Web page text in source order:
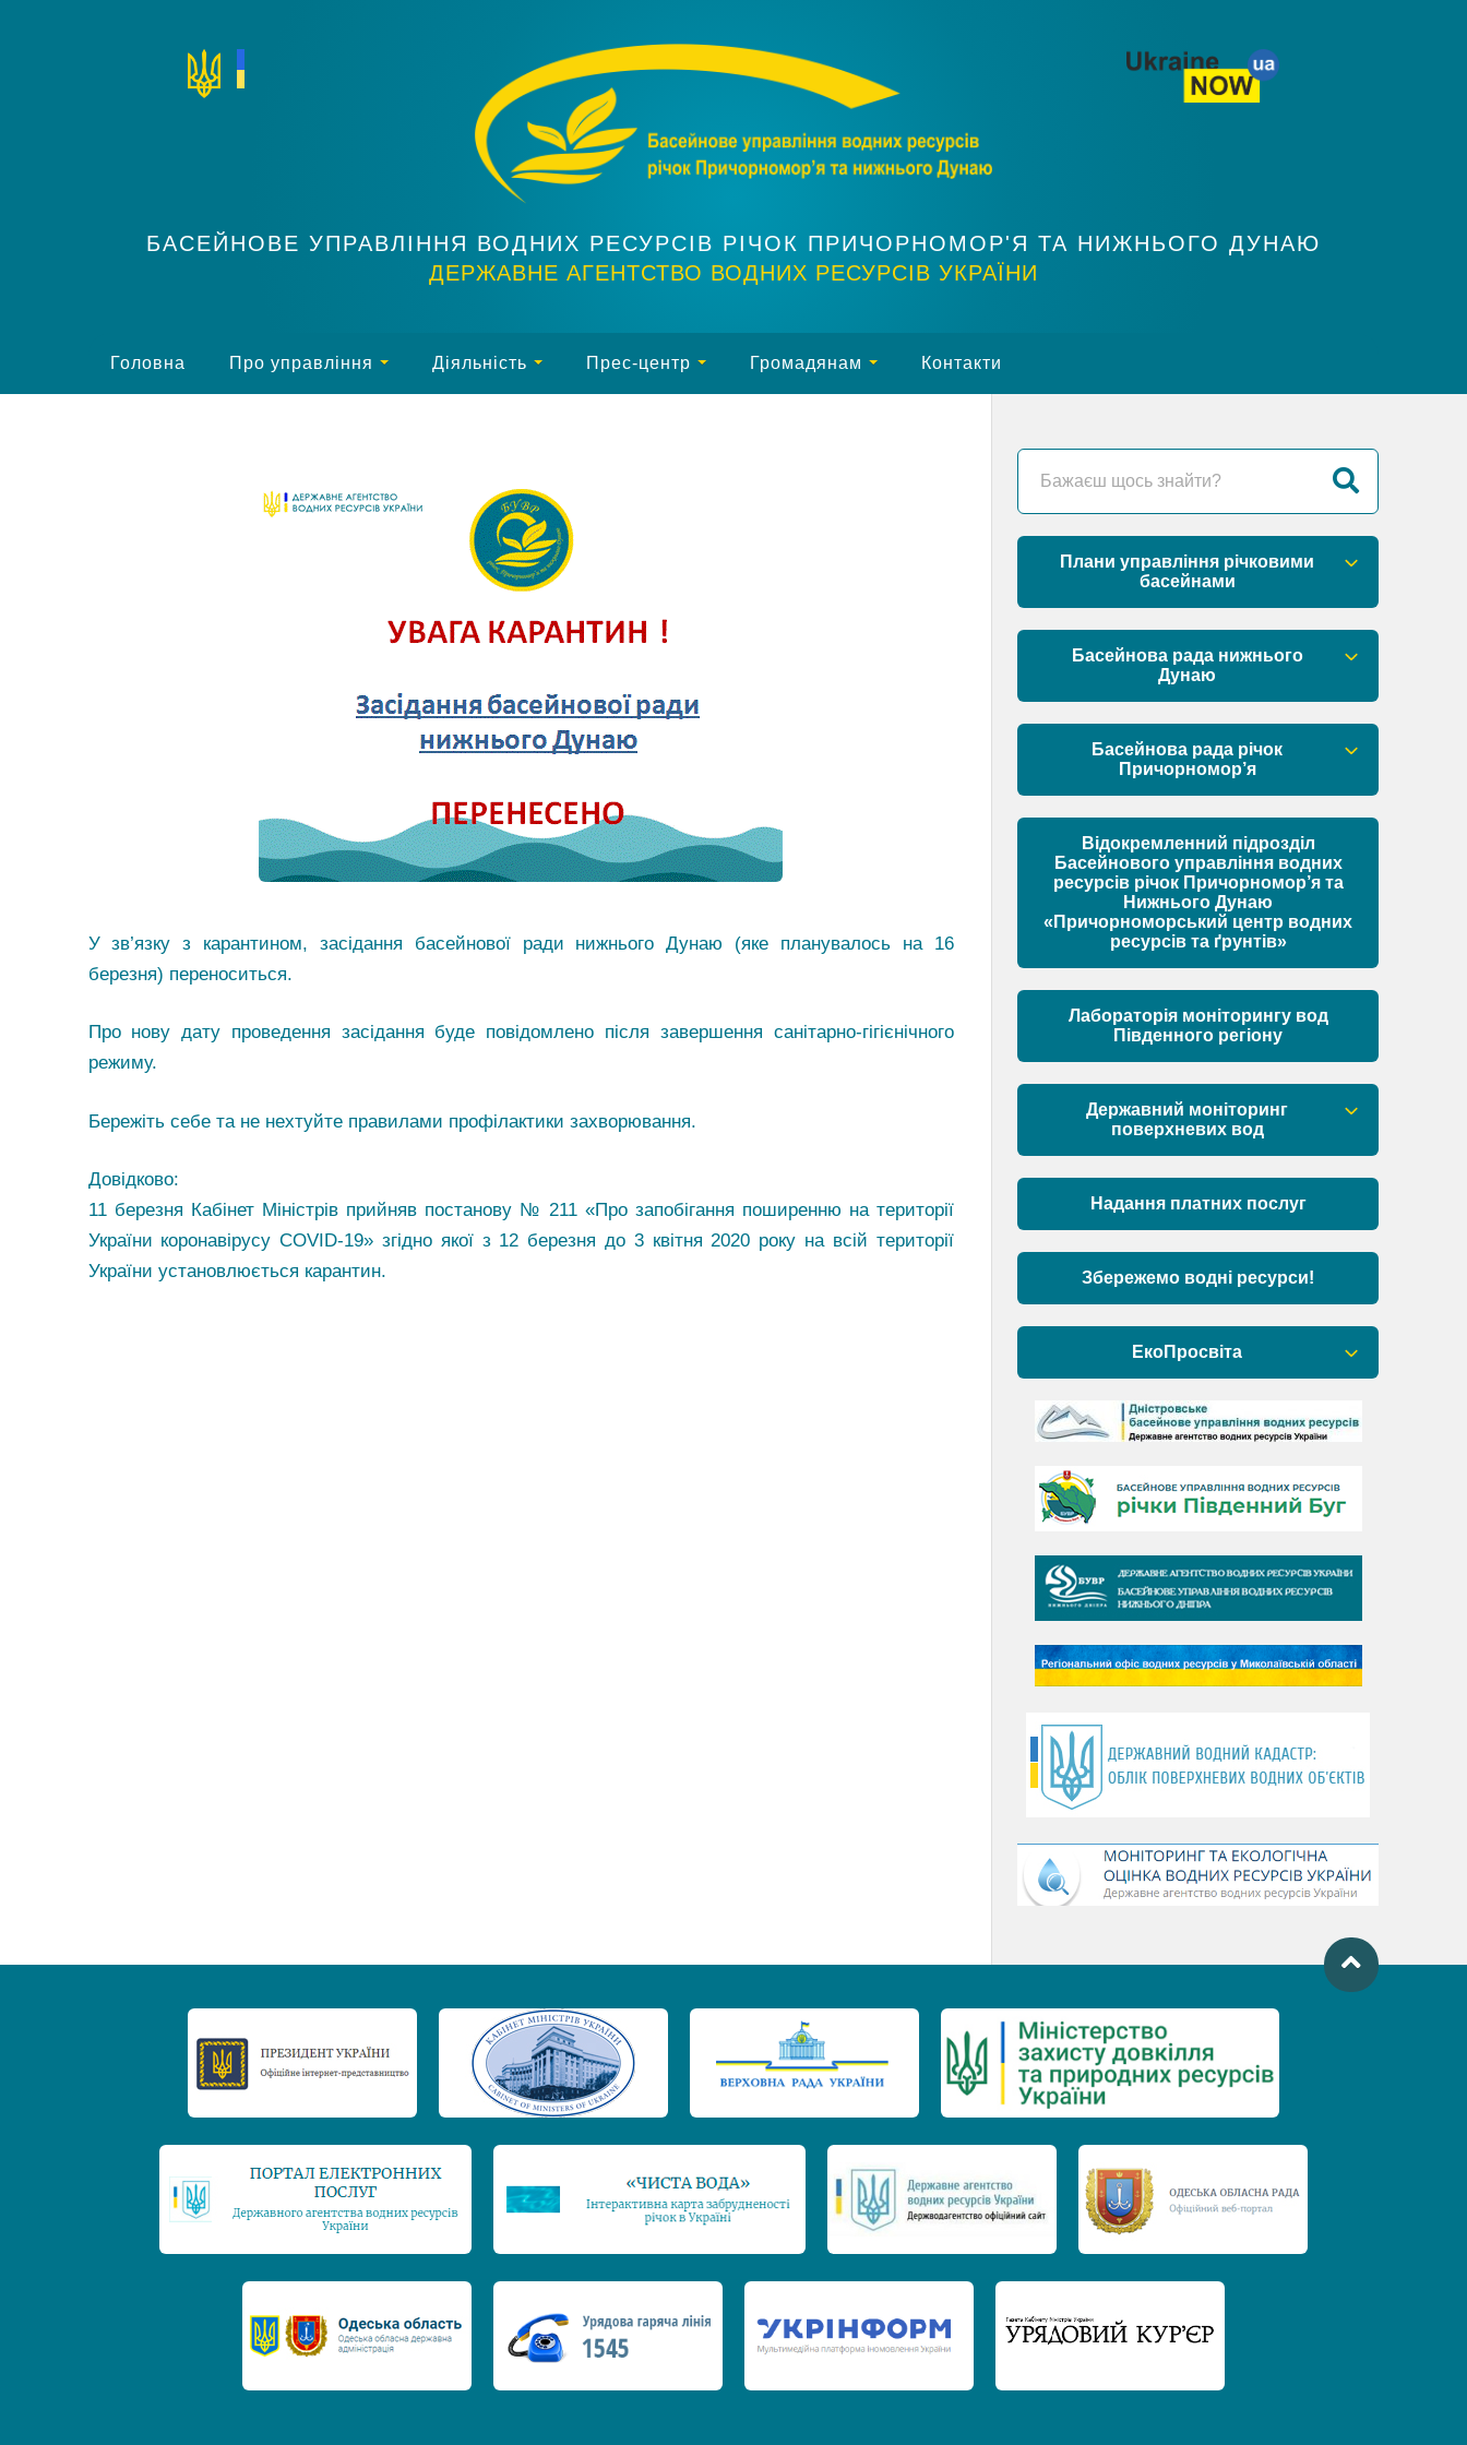
БАСЕЙНОВЕ УПРАВЛІННЯ ВОДНИХ РЕСУРСІВ РІЧОК ПРИЧОРНОМОР'Я ТА НИЖНЬОГО ДУНАЮ
ДЕРЖАВНЕ АГЕНТСТВО ВОДНИХ РЕСУРСІВ УКРАЇНИ
Головна Про управління Діяльність Прес-центр Громадянам Контакти
У зв’язку з карантином, засідання басейнової ради нижнього Дунаю (яке планувалось на 16
березня) переноситься.
Про нову дату проведення засідання буде повідомлено після завершення санітарно-гігієнічного
режиму.
Бережіть себе та не нехтуйте правилами профілактики захворювання.
Довідково:
11 березня Кабінет Міністрів прийняв постанову № 211 «Про запобігання поширенню на території
України коронавірусу COVID-19» згідно якої з 12 березня до 3 квітня 2020 року на всій території
України установлюється карантин.
Плани управління річковими
басейнами
План управління річковим басейном
річок Причорномор’я
План управління річковим басейном
нижнього Дунаю
Басейнова рада нижнього
Дунаю
Правові засади роботи Басейнової
Установчі документи
Склад Басейнової ради нижнього
Дунаю
Матеріали
Басейнова рада річок
Причорномор’я
Правові засади роботи Басейнової
Установчі документи
Склад Басейнової ради річок
Матеріали
Відокремленний підрозділ
Басейнового управління водних
ресурсів річок Причорномор’я та
Нижнього Дунаю
«Причорноморський центр водних
ресурсів та ґрунтів»
Лабораторія моніторингу вод
Південного регіону
Державний моніторинг
поверхневих вод
Загальна інформація
Пункти моніторингу по басейну річок
Причорномор’я та суббасейну
нижнього Дунаю
Аналіз стану масивів поверхневих
вод басейну річок Причорномор’я та
суббасейну нижнього Дунаю
Надання платних послуг
Збережемо водні ресурси!
ЕкоПросвіта
Барви Дністра
День Дунаю
День Південного Бугу
День води
День чистих берегів
(місячник благоустрою)
День працівника водного
господарства України
День хіміка
День захисту річок
Міжнародний день боротьби проти
гребель